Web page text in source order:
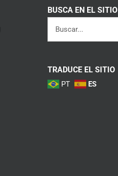
BUSCA EN EL SITIO
TRADUCE EL SITIO
PT ES